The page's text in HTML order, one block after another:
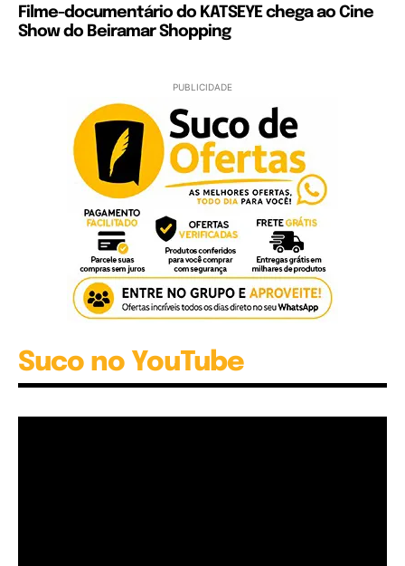
Filme-documentário do KATSEYE chega ao Cine
Show do Beiramar Shopping
PUBLICIDADE
Suco no YouTube